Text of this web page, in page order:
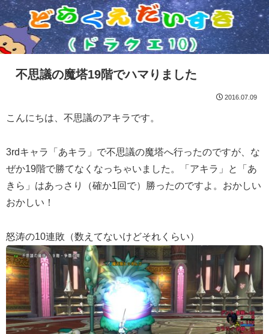
不思議の魔塔19階でハマりました
2016.07.09
こんにちは、不思議のアキラです。
3rdキャラ「あキラ」で不思議の魔塔へ行ったのですが、な
ぜか19階で勝てなくなっちゃいました。「アキラ」と「あ
きら」はあっさり（確か1回で）勝ったのですよ。おかしい
おかしい！
怒涛の10連敗（数えてないけどそれくらい）